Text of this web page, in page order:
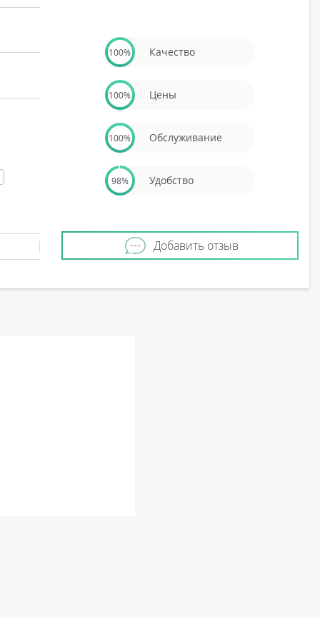
100% Качество
100% Цены
100% Обслуживание
98% Удобство
Добавить отзыв